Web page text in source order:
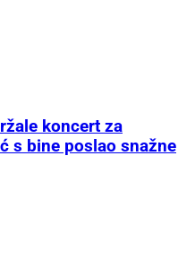
koncert za
s bine poslao snažne